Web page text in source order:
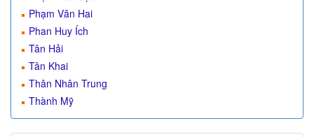
Phạm Văn Hai
Phan Huy Ích
Tân Hải
Tân Khai
Thân Nhân Trung
Thành Mỹ